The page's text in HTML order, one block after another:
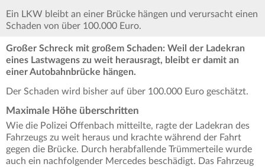
Ein LKW bleibt an einer Brücke hängen und verursacht einen
Schaden von über 100.000 Euro.
Großer Schreck mit großem Schaden: Weil der Ladekran
eines Lastwagens zu weit herausragt, bleibt er damit an
einer Autobahnbrücke hängen.
Der Schaden wird bisher auf über 100.000 Euro geschätzt.
Maximale Höhe überschritten
Wie die Polizei Offenbach mitteilte, ragte der Ladekran des
Fahrzeugs zu weit heraus und krachte während der Fahrt
gegen die Brücke. Durch herabfallende Trümmerteile wurde
auch ein nachfolgender Mercedes beschädigt. Das Fahrzeug